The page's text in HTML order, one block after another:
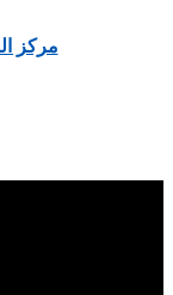
مركز